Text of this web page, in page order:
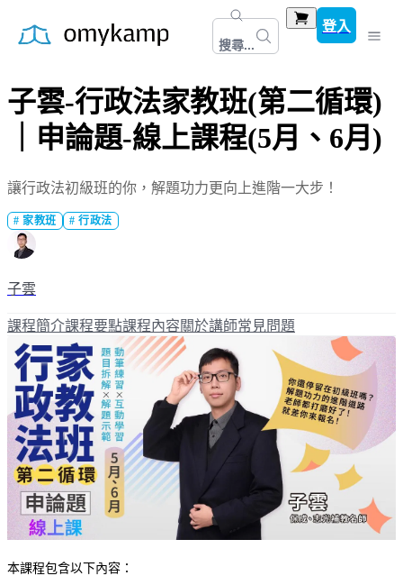
搜尋...
登入
子雲-行政法家教班(第二循環)
｜申論題-線上課程(5月、6月)
讓行政法初級班的你，解題功力更向上進階一大步！
#家教班 #行政法
子雲
課程簡介課程要點課程內容關於講師常見問題
本課程包含以下內容：